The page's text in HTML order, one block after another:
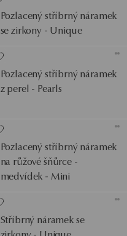
Pozlacený stříbrný náramek
se zirkony - Unique
Pozlacený stříbrný náramek
z perel - Pearls
Pozlacený stříbrný náramek
na růžové šňůrce -
medvídek - Mini
Stříbrný náramek se